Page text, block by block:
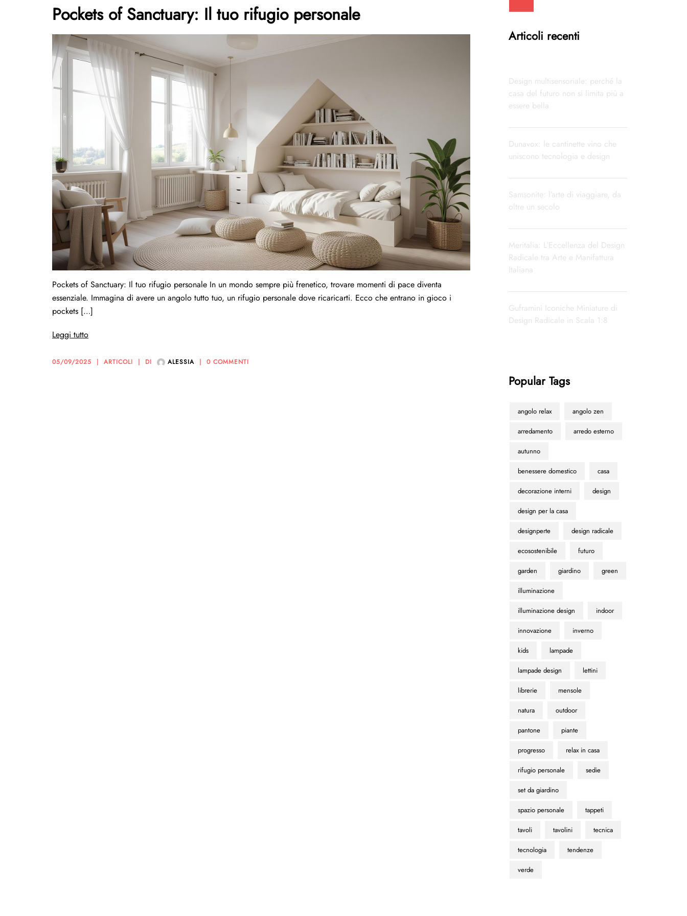
Pockets of Sanctuary: Il tuo rifugio personale
Pockets of Sanctuary: Il tuo rifugio personale In un mondo sempre più frenetico, trovare momenti di pace diventa
essenziale. Immagina di avere un angolo tutto tuo, un rifugio personale dove ricaricarti. Ecco che entrano in gioco i
pockets […]
Leggi tutto
05/09/2025 ARTICOLI DI ALESSIA 0 COMMENTI
Articoli recenti
Design multisensoriale: perché la
casa del futuro non si limita più a
essere bella
Dunavox: le cantinette vino che
uniscono tecnologia e design
Samsonite: l’arte di viaggiare, da
oltre un secolo
Meritalia: L’Eccellenza del Design
Radicale tra Arte e Manifattura
Italiana
Guframini Iconiche Miniature di
Design Radicale in Scala 1:8
Popular Tags
angolo relax angolo zen
arredamento arredo esterno
autunno
benessere domestico casa
decorazione interni design
design per la casa
designperte design radicale
ecosostenibile futuro
garden giardino green
illuminazione
illuminazione design indoor
innovazione inverno
kids lampade
lampade design lettini
librerie mensole
natura outdoor
pantone piante
progresso relax in casa
rifugio personale sedie
set da giardino
spazio personale tappeti
tavoli tavolini tecnica
tecnologia tendenze
verde